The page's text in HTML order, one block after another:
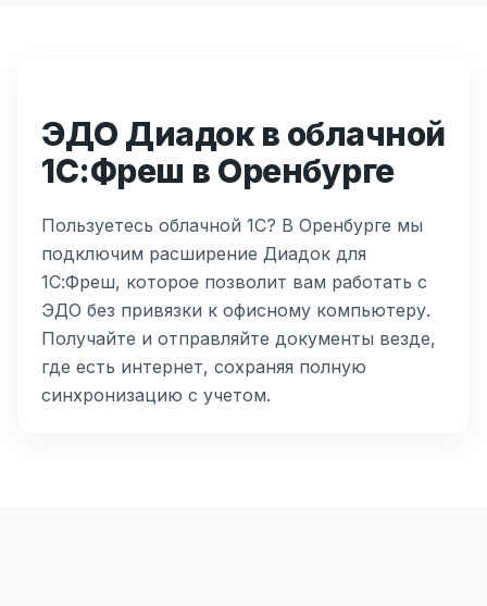
ЭДО Диадок в облачной
1С:Фреш в Оренбурге
Пользуетесь облачной 1С? В Оренбурге мы
подключим расширение Диадок для
1С:Фреш, которое позволит вам работать с
ЭДО без привязки к офисному компьютеру.
Получайте и отправляйте документы везде,
где есть интернет, сохраняя полную
синхронизацию с учетом.